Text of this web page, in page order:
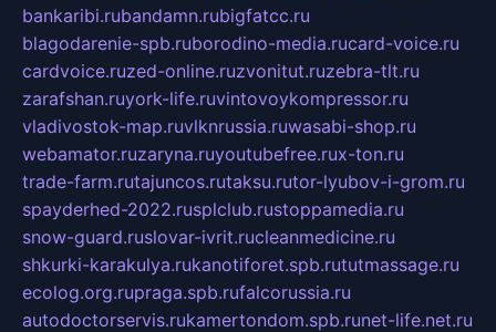
bankaribi.rubandamn.rubigfatcc.ru
blagodarenie-spb.ruborodino-media.rucard-voice.ru
cardvoice.ruzed-online.ruzvonitut.ruzebra-tlt.ru
zarafshan.ruyork-life.ruvintovoykompressor.ru
vladivostok-map.ruvlknrussia.ruwasabi-shop.ru
webamator.ruzaryna.ruyoutubefree.rux-ton.ru
trade-farm.rutajuncos.rutaksu.rutor-lyubov-i-grom.ru
spayderhed-2022.rusplclub.rustoppamedia.ru
snow-guard.ruslovar-ivrit.rucleanmedicine.ru
shkurki-karakulya.rukanotiforet.spb.rututmassage.ru
ecolog.org.rupraga.spb.rufalcorussia.ru
autodoctorservis.rukamertondom.spb.runet-life.net.ru